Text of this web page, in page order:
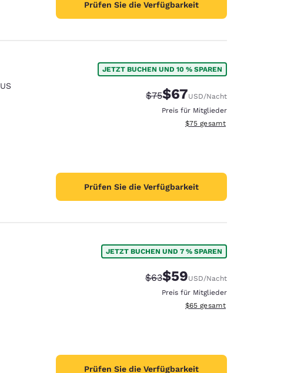
Prüfen Sie die Verfügbarkeit
US
JETZT BUCHEN UND 10 % SPAREN
Durchgestrichener Preis:
$75Vergünstigter Preis:
$67USD/Nacht
Preis für Mitglieder
Geschätzte Gesamtdetails
$75 gesamt
Prüfen Sie die Verfügbarkeit
JETZT BUCHEN UND 7 % SPAREN
Durchgestrichener Preis:
$63Vergünstigter Preis:
$59USD/Nacht
Preis für Mitglieder
Geschätzte Gesamtdetails
$65 gesamt
Prüfen Sie die Verfügbarkeit